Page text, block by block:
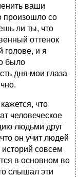
ваши
произошло со
ли ты, что
оттенок
голове, и я
было
дня мои глаза
что
человеческое
людьми друг
он учит людей
совсем
в основном во
слышал эти